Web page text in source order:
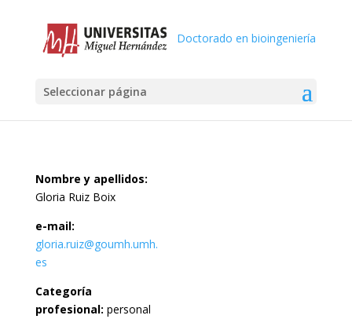
Doctorado en bioingeniería
Seleccionar página
Nombre y apellidos:
Gloria Ruiz Boix
e-mail:
gloria.ruiz@goumh.umh.
es
Categoría
profesional: personal